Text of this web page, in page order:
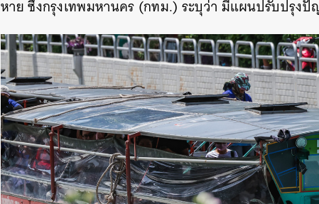
หาย ซึ่งกรุงเทพมหานคร (กทม.) ระบุว่า มีแผนปรับปรุงปั